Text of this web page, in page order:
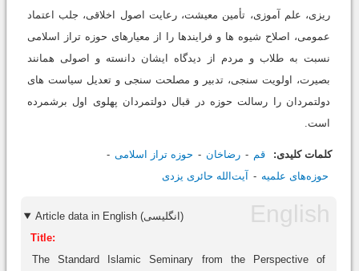
ریزی، علم آموزی، تأمین معیشت، رعایت اصول اخلاقی، جلب اعتماد
عمومی، اصلاح شیوه ها و فرایندها را از معیارهای حوزه تراز اسلامی
نسبت به طلاب و مردم از دیدگاه ایشان دانسته و اصولی همانند
بصیرت، اولویت سنجی، تدبیر و مصلحت سنجی و تعدیل سیاست های
دولتمردان را رسالت حوزه در قبال دولتمردان پهلوی اول برشمرده
است.
کلمات کلیدی: قم رضاخان
حوزه تراز اسلامی
حوزه‌های علمیه
آیت‌الله حائری یزدی
Article data in English (انگلیسی)
Title:
The Standard Islamic Seminary from the Perspective of